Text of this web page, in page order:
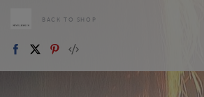
BACK TO SHOP